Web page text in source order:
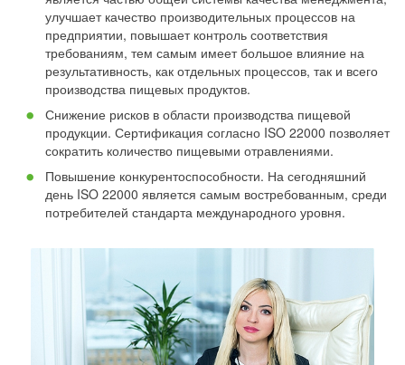
улучшает качество производительных процессов на
предприятии, повышает контроль соответствия
требованиям, тем самым имеет большое влияние на
результативность, как отдельных процессов, так и всего
производства пищевых продуктов.
Снижение рисков в области производства пищевой
продукции. Сертификация согласно ISO 22000 позволяет
сократить количество пищевыми отравлениями.
Повышение конкурентоспособности. На сегодняшний
день ISO 22000 является самым востребованным, среди
потребителей стандарта международного уровня.